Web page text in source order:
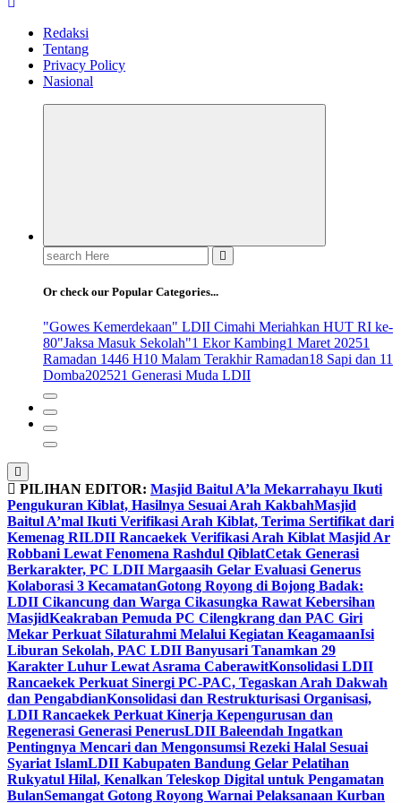
Redaksi
Tentang
Privacy Policy
Nasional
Search
for:
Or check our Popular Categories...
"Gowes Kemerdekaan" LDII Cimahi Meriahkan HUT RI ke-
80"Jaksa Masuk Sekolah"1 Ekor Kambing1 Maret 20251
Ramadan 1446 H10 Malam Terakhir Ramadan18 Sapi dan 11
Domba202521 Generasi Muda LDII
PILIHAN EDITOR: Masjid Baitul A’la Mekarrahayu Ikuti
Pengukuran Kiblat, Hasilnya Sesuai Arah KakbahMasjid
Baitul A’mal Ikuti Verifikasi Arah Kiblat, Terima Sertifikat dari
Kemenag RILDII Rancaekek Verifikasi Arah Kiblat Masjid Ar
Robbani Lewat Fenomena Rashdul QiblatCetak Generasi
Berkarakter, PC LDII Margaasih Gelar Evaluasi Generus
Kolaborasi 3 KecamatanGotong Royong di Bojong Badak:
LDII Cikancung dan Warga Cikasungka Rawat Kebersihan
MasjidKeakraban Pemuda PC Cilengkrang dan PAC Giri
Mekar Perkuat Silaturahmi Melalui Kegiatan KeagamaanIsi
Liburan Sekolah, PAC LDII Banyusari Tanamkan 29
Karakter Luhur Lewat Asrama CaberawitKonsolidasi LDII
Rancaekek Perkuat Sinergi PC-PAC, Tegaskan Arah Dakwah
dan PengabdianKonsolidasi dan Restrukturisasi Organisasi,
LDII Rancaekek Perkuat Kinerja Kepengurusan dan
Regenerasi Generasi PenerusLDII Baleendah Ingatkan
Pentingnya Mencari dan Mengonsumsi Rezeki Halal Sesuai
Syariat IslamLDII Kabupaten Bandung Gelar Pelatihan
Rukyatul Hilal, Kenalkan Teleskop Digital untuk Pengamatan
BulanSemangat Gotong Royong Warnai Pelaksanaan Kurban